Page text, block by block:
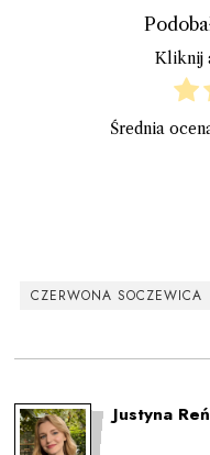
Kliknij
Średnia
CZERWONA SOCZEWICA
Justyna